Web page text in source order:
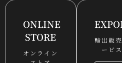
ONLINE
STORE
オンライン
輸出販
ービス